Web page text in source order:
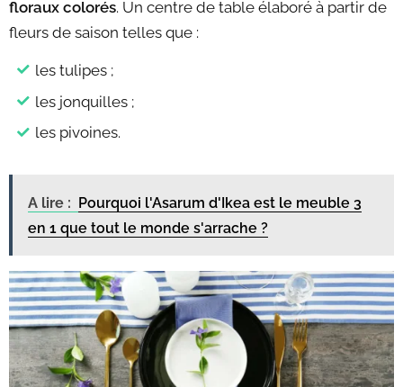
floraux colorés. Un centre de table élaboré à partir de
fleurs de saison telles que :
les tulipes ;
les jonquilles ;
les pivoines.
A lire : Pourquoi l'Asarum d'Ikea est le meuble 3
en 1 que tout le monde s'arrache ?